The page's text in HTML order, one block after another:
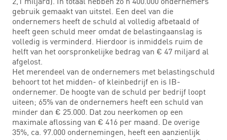
gebruik gemaakt van uitstel. Een deel van die
ondernemers heeft de schuld al volledig afbetaald of
heeft geen schuld meer omdat de belastingaanslag is
volledig is verminderd. Hierdoor is inmiddels ruim de
helft van het oorspronkelijke bedrag van € 47 miljard al
afgelost.
Het merendeel van de ondernemers met belastingschuld
behoort tot het midden- of kleinbedrijf en is IB-
ondernemer. De hoogte van de schuld per bedrijf loopt
uiteen; 65% van de ondernemers heeft een schuld van
minder dan € 25.000. Dat zou neerkomen op een
maximale aflossing van € 416 per maand. De overige
35%, ca. 97.000 ondernemingen, heeft een aanzienlijk